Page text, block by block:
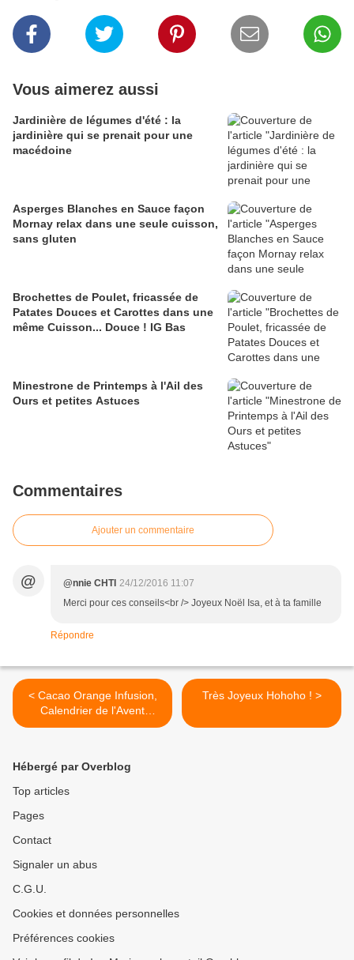
Vous aimerez aussi
Jardinière de légumes d'été : la
jardinière qui se prenait pour une
macédoine
Asperges Blanches en Sauce façon
Mornay relax dans une seule cuisson,
sans gluten
Brochettes de Poulet, fricassée de
Patates Douces et Carottes dans une
même Cuisson... Douce ! IG Bas
Minestrone de Printemps à l'Ail des
Ours et petites Astuces
Commentaires
Ajouter un commentaire
@ @nnie CHTI 24/12/2016 11:07
Merci pour ces conseils<br /> Joyeux Noël Isa, et à ta famille
Répondre
< Cacao Orange Infusion,
Calendrier de l'Avent
Dammann, Jour 23
Très Joyeux Hohoho ! >
Hébergé par Overblog
Top articles
Pages
Contact
Signaler un abus
C.G.U.
Cookies et données personnelles
Préférences cookies